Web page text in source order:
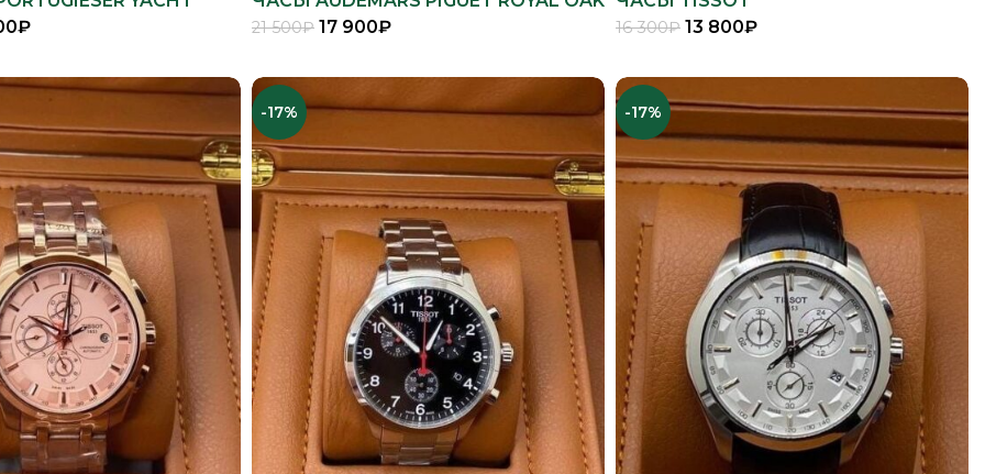
₽ 21 500₽ 17 900₽ 16 300₽ 13 800₽
-17% -17%